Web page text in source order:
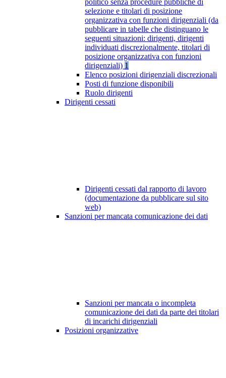
politico senza procedure pubbliche di
selezione e titolari di posizione
organizzativa con funzioni dirigenziali (da
pubblicare in tabelle che distinguano le
seguenti situazioni: dirigenti, dirigenti
individuati discrezionalmente, titolari di
posizione organizzativa con funzioni
dirigenziali) 1
Elenco posizioni dirigenziali discrezionali
Posti di funzione disponibili
Ruolo dirigenti
Dirigenti cessati
Dirigenti cessati dal rapporto di lavoro
(documentazione da pubblicare sul sito
web)
Sanzioni per mancata comunicazione dei dati
Sanzioni per mancata o incompleta
comunicazione dei dati da parte dei titolari
di incarichi dirigenziali
Posizioni organizzative